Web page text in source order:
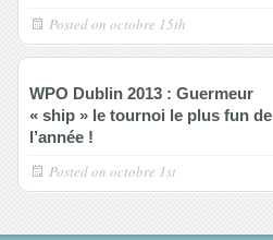
Posted on octobre 15th
WPO Dublin 2013 : Guermeur
« ship » le tournoi le plus fun de
l’année !
Posted on octobre 1st